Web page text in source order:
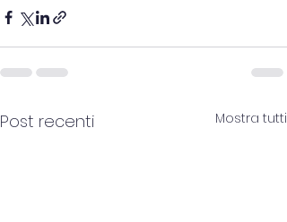
Post recenti Mostra tutti